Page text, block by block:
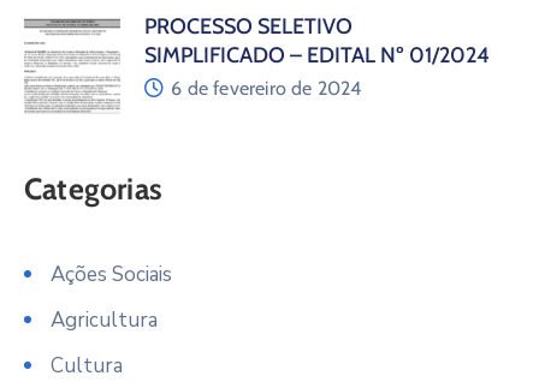
PROCESSO SELETIVO
SIMPLIFICADO – EDITAL Nº 01/2024
6 de fevereiro de 2024
Categorias
Ações Sociais
Agricultura
Cultura